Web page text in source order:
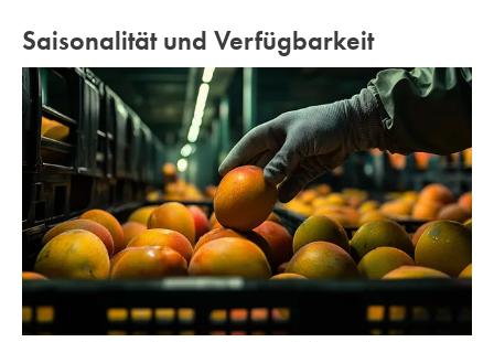
Saisonalität und Verfügbarkeit